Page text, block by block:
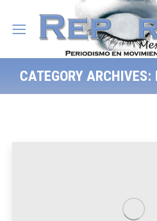
CATEGORY ARCHIVES: